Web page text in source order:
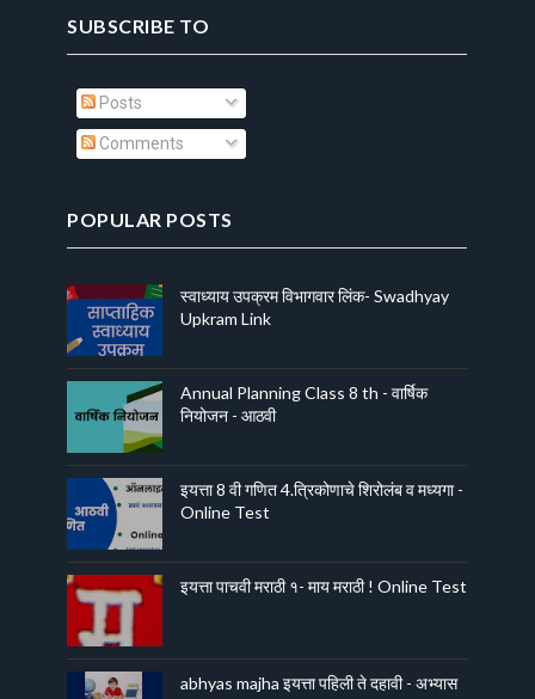
SUBSCRIBE TO
Posts
Comments
POPULAR POSTS
स्वाध्याय उपक्रम विभागवार लिंक- Swadhyay
Upkram Link
Annual Planning Class 8 th - वार्षिक
नियोजन - आठवी
इयत्ता 8 वी गणित 4.त्रिकोणाचे शिरोलंब व मध्यगा -
Online Test
इयत्ता पाचवी मराठी १- माय मराठी ! Online Test
abhyas majha इयत्ता पहिली ते दहावी - अभ्यास